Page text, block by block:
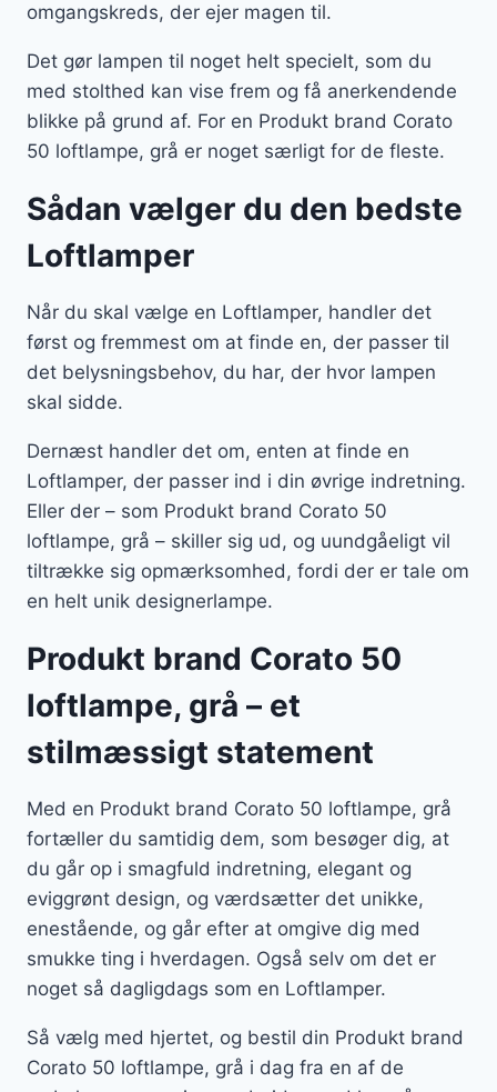
omgangskreds, der ejer magen til.
Det gør lampen til noget helt specielt, som du
med stolthed kan vise frem og få anerkendende
blikke på grund af. For en Produkt brand Corato
50 loftlampe, grå er noget særligt for de fleste.
Sådan vælger du den bedste
Loftlamper
Når du skal vælge en Loftlamper, handler det
først og fremmest om at finde en, der passer til
det belysningsbehov, du har, der hvor lampen
skal sidde.
Dernæst handler det om, enten at finde en
Loftlamper, der passer ind i din øvrige indretning.
Eller der – som Produkt brand Corato 50
loftlampe, grå – skiller sig ud, og uundgåeligt vil
tiltrække sig opmærksomhed, fordi der er tale om
en helt unik designerlampe.
Produkt brand Corato 50
loftlampe, grå – et
stilmæssigt statement
Med en Produkt brand Corato 50 loftlampe, grå
fortæller du samtidig dem, som besøger dig, at
du går op i smagfuld indretning, elegant og
eviggrønt design, og værdsætter det unikke,
enestående, og går efter at omgive dig med
smukke ting i hverdagen. Også selv om det er
noget så dagligdags som en Loftlamper.
Så vælg med hjertet, og bestil din Produkt brand
Corato 50 loftlampe, grå i dag fra en af de